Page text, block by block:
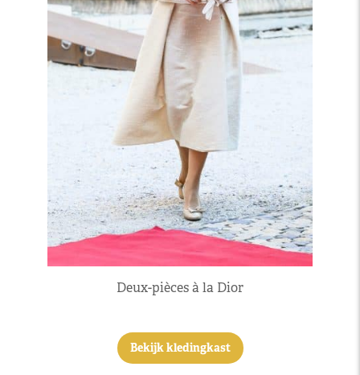
Deux-pièces à la Dior
Bekijk kledingkast